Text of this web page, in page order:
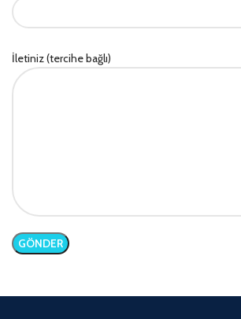
İletiniz (tercihe bağlı)